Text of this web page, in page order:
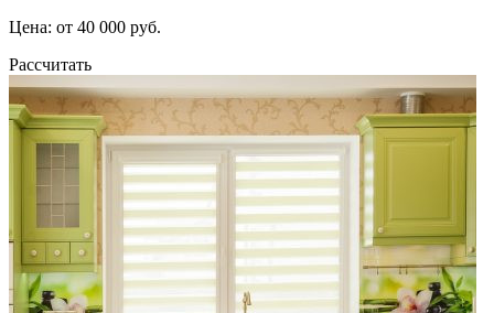
Цена: от 40 000 руб.
Рассчитать